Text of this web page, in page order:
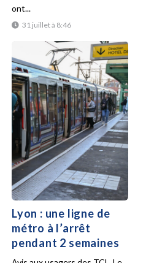
31 juillet à 8:46
ont...
Lyon : une ligne de
métro à l’arrêt
pendant 2 semaines